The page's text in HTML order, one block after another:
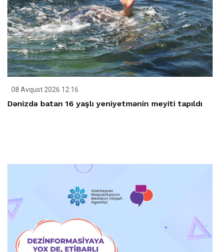
08 Avqust 2026 12:16
Dənizdə batan 16 yaşlı yeniyetmənin meyiti tapıldı